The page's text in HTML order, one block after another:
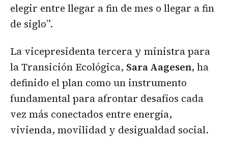
elegir entre llegar a fin de mes o llegar a fin
de siglo”.
La vicepresidenta tercera y ministra para
la Transición Ecológica, Sara Aagesen, ha
definido el plan como un instrumento
fundamental para afrontar desafíos cada
vez más conectados entre energía,
vivienda, movilidad y desigualdad social.